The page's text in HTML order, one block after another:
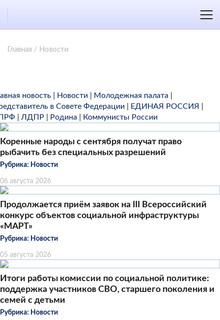
Главная / Новости
новость Новости Молодежная палата
в Совете Федерации
ЕДИНАЯ РОССИЯ
ЛДПР Родина Коммунисты России
Коренные народы с сентября получат право
рыбачить без специальных разрешений
Рубрика: Новости
06 августа 2026
Продолжается приём заявок на III Всероссийский
конкурс объектов социальной инфраструктуры
«МАРТ»
Рубрика: Новости
05 августа 2026
Итоги работы комиссии по социальной политике:
поддержка участников СВО, старшего поколения и
семей с детьми
Рубрика: Новости